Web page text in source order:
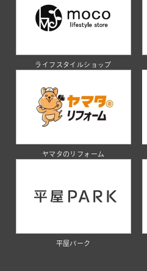
ライフスタイルショップ
ヤマタのリフォーム
平屋パーク